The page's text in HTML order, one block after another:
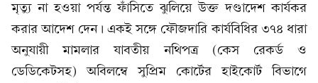
মৃত্যু না হওয়া পর্যন্ত ফাঁসিতে ঝুলিয়ে উক্ত দণ্ডাদেশ কার্যকর
করার আদেশ দেন। একই সঙ্গে ফৌজদারি কার্যবিধির ৩৭৪ ধারা
অনুযায়ী মামলার যাবতীয় নথিপত্র (কেস রেকর্ড ও
ডেডিকেটসহ) অবিলম্বে সুপ্রিম কোর্টের হাইকোর্ট বিভাগে